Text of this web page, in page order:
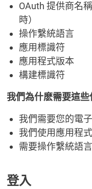
OAuth 提供商名
時）
操作繫統語言
應用標識符
應用程式版本
構建標識符
我們為什麽需要這些
我們需要您的電
我們使用應用程
需要操作繫統語
登入